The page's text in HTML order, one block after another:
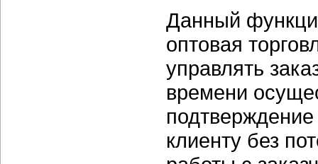
Данный
оптовая
управлять
времени
клиенту без